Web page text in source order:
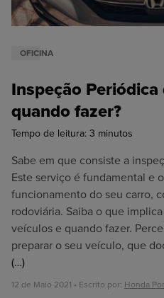
OFICINA
Inspeção Periódica
quando fazer?
Tempo de leitura: 3 minutos
Sabe em que consiste a
Este serviço é fundamental e
funcionamento do seu carro,
rodoviária. Saiba o que
veículos e quando fazer.
preparar o seu veículo, que
(…)
12 de Maio 2021 • Escrito por: Honda